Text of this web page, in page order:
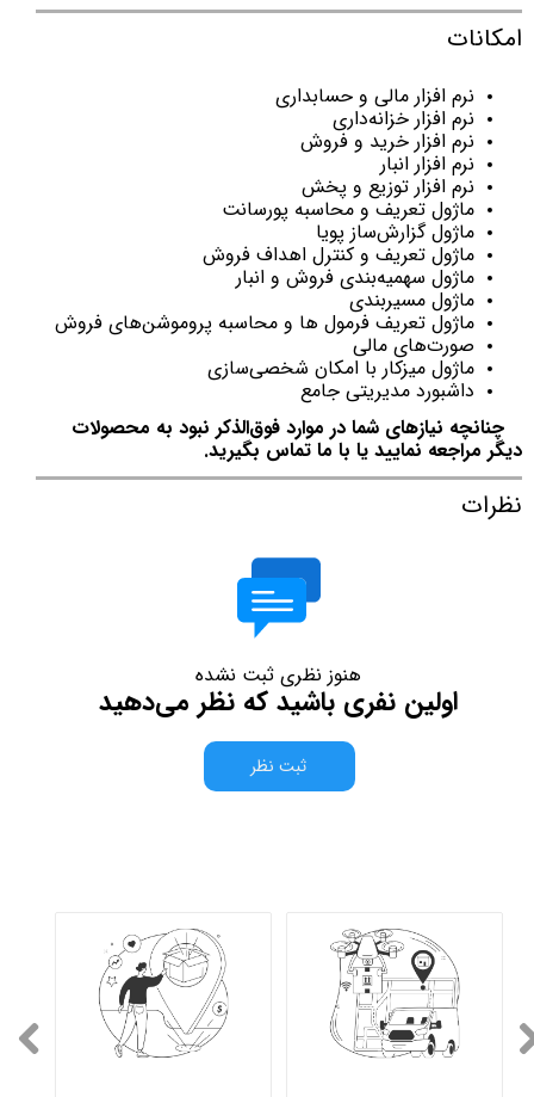
امکانات
نرم افزار مالی و حسابداری
نرم افزار خزانه‌داری
نرم افزار خرید و فروش
نرم افزار انبار
نرم افزار توزیع و پخش
ماژول تعریف و محاسبه پورسانت
ماژول گزارش‌ساز پویا
ماژول تعریف و کنترل اهداف فروش
ماژول سهمیه‌بندی فروش و انبار
ماژول مسیربندی
ماژول تعریف فرمول ها و محاسبه پروموشن‌های فروش
صورت‌های مالی
ماژول میزکار با امکان شخصی‌سازی
داشبورد مدیریتی جامع
چنانچه نیازهای شما در موارد فوق‌الذکر نبود به محصولات
دیگر مراجعه نمایید یا با ما تماس بگیرید.
نظرات
هنوز نظری ثبت نشده
اولین نفری باشید که نظر می‌دهید
ثبت نظر